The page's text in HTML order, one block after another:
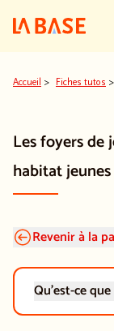
Accueil > Fiches tutos >
Les foyers de
habitat jeunes
Revenir à la
Qu'est-ce